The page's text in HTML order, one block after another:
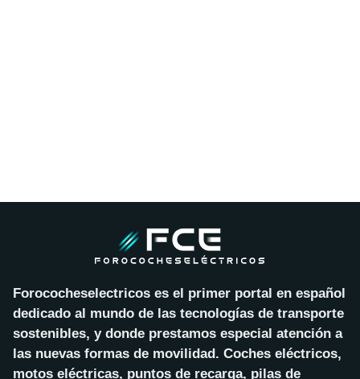
Forococheselectricos es el primer portal en español
dedicado al mundo de las tecnologías de transporte
sostenibles, y donde prestamos especial atención a
las nuevas formas de movilidad. Coches eléctricos,
motos eléctricas, puntos de recarga, pilas de